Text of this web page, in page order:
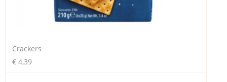
Crackers
€ 4,39